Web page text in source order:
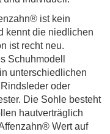
ist kein
kennt die niedlichen
ist recht neu.
Schuhmodell
unterschiedlichen
oder
Die Sohle besteht
hautverträglich
Wert auf